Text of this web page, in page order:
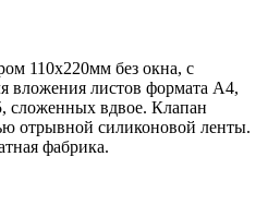
110х220мм без окна, с
вложения листов формата А4,
сложенных вдвое. Клапан
отрывной силиконовой ленты.
фабрика.